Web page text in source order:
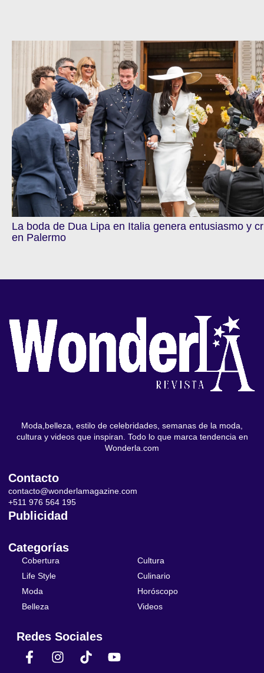
La boda de Dua Lipa en Italia genera entusiasmo y
en Palermo
Moda,belleza, estilo de celebridades, semanas de la moda,
cultura y videos que inspiran. Todo lo que marca tendencia en
Wonderla.com
Contacto
contacto@wonderlamagazine.com
+511 976 564 195
Publicidad
Categorías
Cobertura
Life Style
Moda
Belleza
Cultura
Culinario
Horóscopo
Videos
Redes Sociales